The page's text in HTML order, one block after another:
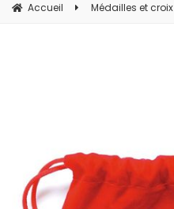
Accueil Médailles et croix